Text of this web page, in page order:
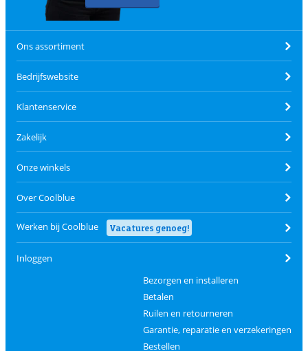
Ons assortiment
Bedrijfswebsite
Klantenservice
Zakelijk
Onze winkels
Over Coolblue
Werken bij Coolblue Vacatures genoeg!
Inloggen
Bezorgen en installeren
Betalen
Ruilen en retourneren
Garantie, reparatie en verzekeringen
Bestellen